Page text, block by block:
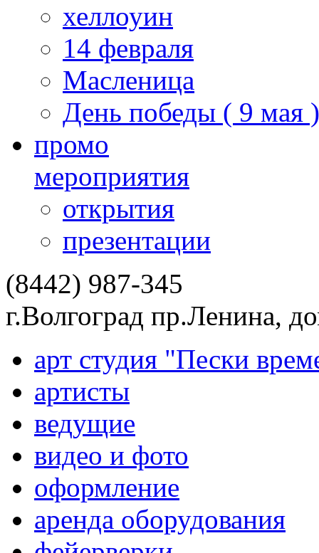
хеллоуин
14 февраля
Масленица
День победы ( 9 мая )
промо
мероприятия
открытия
презентации
(8442) 987-345
г.Волгоград пр.Ленина,
арт студия "Пески
артисты
ведущие
видео и фото
оформление
аренда оборудования